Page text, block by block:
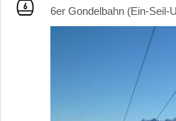
6er Gondelbahn (Ein-Seil-